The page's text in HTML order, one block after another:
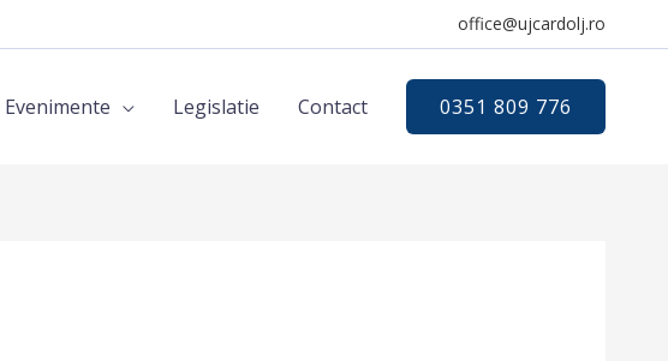
office@ujcardolj.ro
Evenimente Legislatie Contact 0351 809 776